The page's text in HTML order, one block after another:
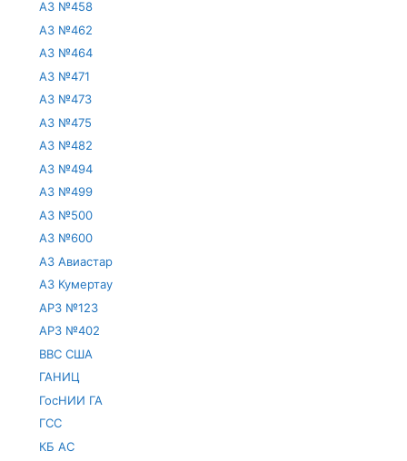
АЗ №458
АЗ №462
АЗ №464
АЗ №471
АЗ №473
АЗ №475
АЗ №482
АЗ №494
АЗ №499
АЗ №500
АЗ №600
АЗ Авиастар
АЗ Кумертау
АРЗ №123
АРЗ №402
ВВС США
ГАНИЦ
ГосНИИ ГА
ГСС
КБ АС